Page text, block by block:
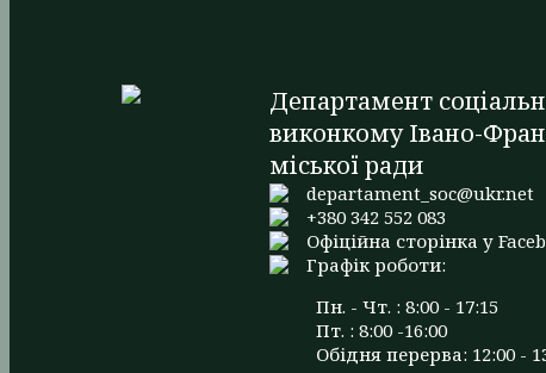
Департамент
виконкому Івано-
міської ради
departament_soc@ukr.net
+380 342 552 083
Офіційна сторінка у
Графік роботи:
Пн. - Чт. : 8:00 - 17:15
Пт. : 8:00 -16:00
Обідня перерва: 12:00 -